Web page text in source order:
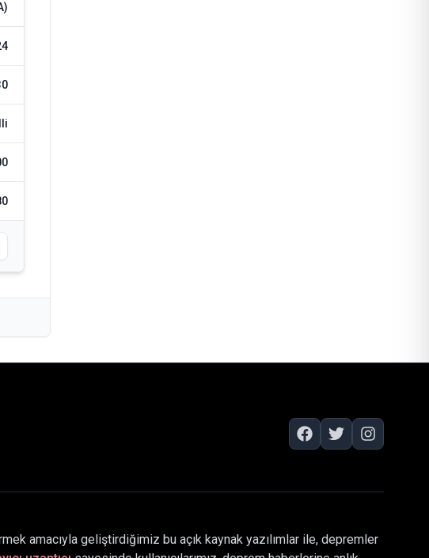
amacıyla geliştirdiğimiz bu açık kaynak yazılımlar ile, depremler